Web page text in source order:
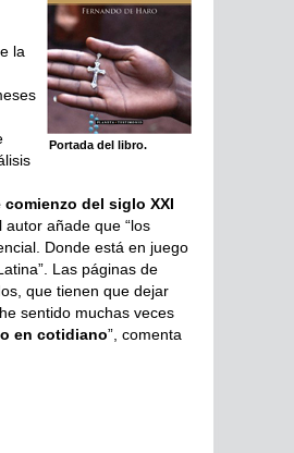
Portada del libro.
la
del siglo XXI
añade que “los
Donde está en juego
Las páginas de
que tienen que dejar
sentido muchas veces
en cotidiano”, comenta